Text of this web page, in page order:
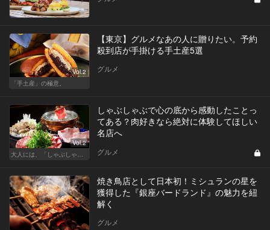
Vol.2
「手土産」の極意。
【東京】グルメなあの人に贈りたい。予約
殺到店が手掛ける手土産5選
グルメ
Vol.2
しゃぶしゃぶで心の底から感動したことっ
てある？肉好きなら絶対に体験してほしい
名店へ
グルメ
焼き鳥店として日本初！ミシュランの星を
獲得した『銀座バードランド』の魅力を紐
解く
グルメ